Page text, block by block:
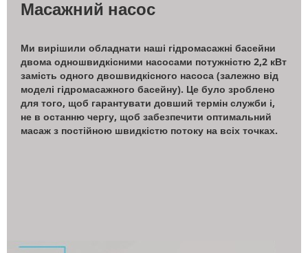
Масажний насос
Ми вирішили обладнати наші гідромасажні басейни
двома одношвидкісними насосами потужністю 2,2 кВт
замість одного двошвидкісного насоса (залежно від
моделі гідромасажного басейну). Це було зроблено
для того, щоб гарантувати довший термін служби і,
не в останню чергу, щоб забезпечити оптимальний
масаж з постійною швидкістю потоку на всіх точках.